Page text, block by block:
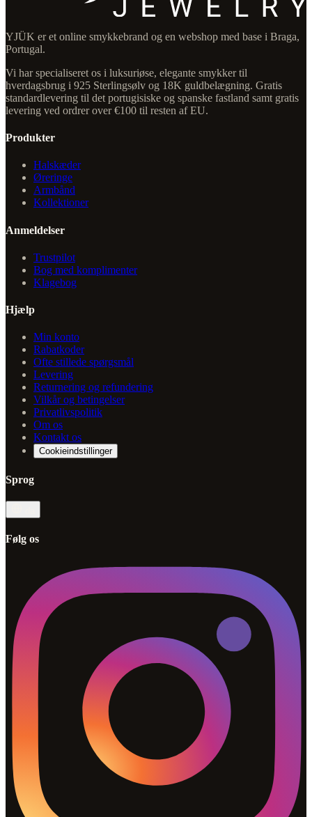
YJÜK er et online smykkebrand og en webshop med base i Braga,
Portugal.
Vi har specialiseret os i luksuriøse, elegante smykker til
hverdagsbrug i 925 Sterlingsølv og 18K guldbelægning. Gratis
standardlevering til det portugisiske og spanske fastland samt gratis
levering ved ordrer over €100 til resten af EU.
Produkter
Halskæder
Øreringe
Armbånd
Kollektioner
Anmeldelser
Trustpilot
Bog med komplimenter
Klagebog
Hjælp
Min konto
Rabatkoder
Ofte stillede spørgsmål
Levering
Returnering og refundering
Vilkår og betingelser
Privatlivspolitik
Om os
Kontakt os
Cookieindstillinger
Sprog
Følg os